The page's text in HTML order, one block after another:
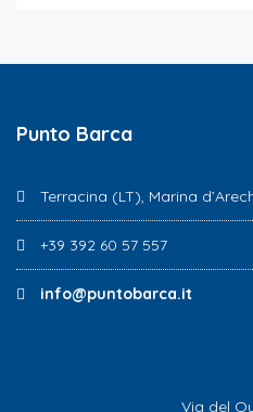
Punto Barca
Terracina (LT), Marina
+39 392 60 57 557
info@puntobarca.it
Via del